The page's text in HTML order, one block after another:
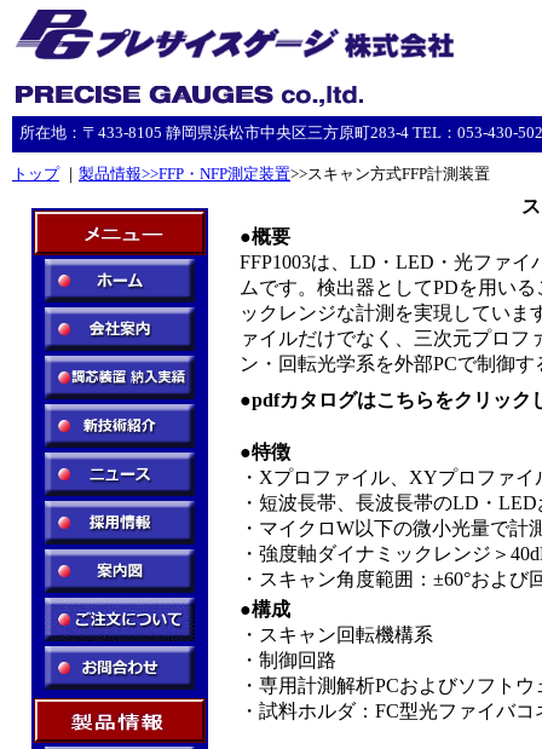
●概要
FFP1003は、LD・LED・光ファ
ムです。検出器としてPDを用い
ックレンジな計測を実現してい
ァイルだけでなく、三次元プロ
ン・回転光学系を外部PCで制御
●pdfカタログはこちらをクリッ
●特徴
・Xプロファイル、XYプロファ
・短波長帯、長波長帯のLD・
・マイクロW以下の微小光量で計
・強度軸ダイナミックレンジ＞
・スキャン角度範囲：±60°および
●構成
・スキャン回転機構系
・制御回路
・専用計測解析PCおよびソフトウ
・試料ホルダ：FC型光ファイバ
所在地：〒433-8105 静岡県浜松市中央区三方原町283-4 TEL：053-430-
トップ｜ 製品情報>>FFP・NFP測定装置>>スキャン方式FFP計測装置